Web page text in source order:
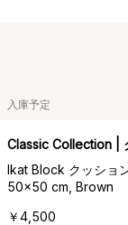
入庫予定
Classic Collection |
Ikat Block クッショ
50x50 cm, Brown
￥4,500